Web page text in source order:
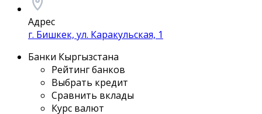
Адрес
г. Бишкек, ул. Каракульская, 1
Банки Кыргызстана
Рейтинг банков
Выбрать кредит
Сравнить вклады
Курс валют